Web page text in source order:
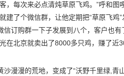
，每次来必点清炖草原飞鸡。”呼和图
建了个微信群，让他定期把“草原飞鸡
信订购群一下子发展到八个，客户也
在北京就卖出了8000多只鸡，赚了近
漫漫的荒地，变成了“沃野千里绿,青